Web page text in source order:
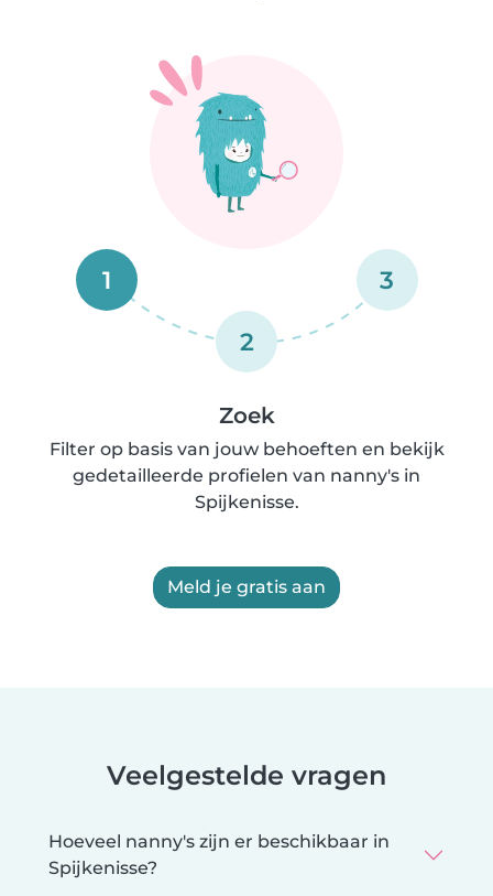
1
2
3
Zoek
Filter op basis van jouw behoeften en bekijk
gedetailleerde profielen van nanny's in
Spijkenisse.
Meld je gratis aan
Veelgestelde vragen
Hoeveel nanny's zijn er beschikbaar in
Spijkenisse?